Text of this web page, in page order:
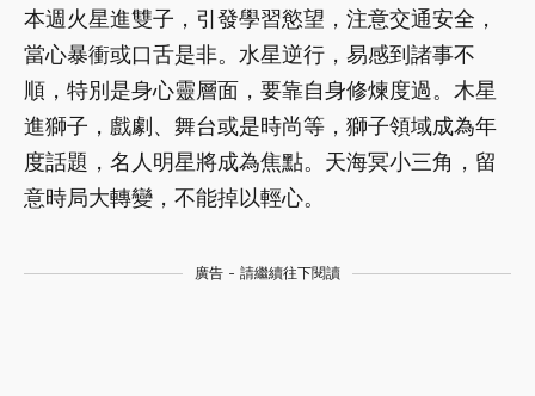
本週火星進雙子，引發學習慾望，注意交通安全，
當心暴衝或口舌是非。水星逆行，易感到諸事不
順，特別是身心靈層面，要靠自身修煉度過。木星
進獅子，戲劇、舞台或是時尚等，獅子領域成為年
度話題，名人明星將成為焦點。天海冥小三角，留
意時局大轉變，不能掉以輕心。
廣告 - 請繼續往下閱讀